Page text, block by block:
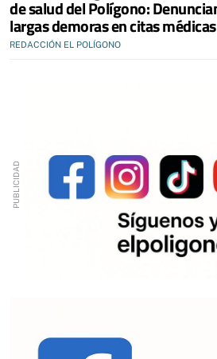
de salud del Polígono:
largas demoras en citas médicas
REDACCIÓN EL POLÍGONO